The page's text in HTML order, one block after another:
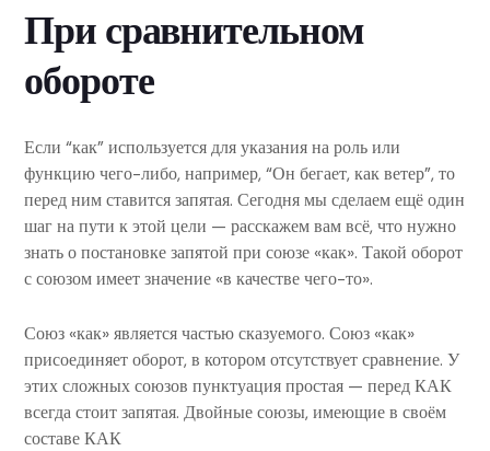
При сравнительном
обороте
Если “как” используется для указания на роль или
функцию чего-либо, например, “Он бегает, как ветер”, то
перед ним ставится запятая. Сегодня мы сделаем ещё один
шаг на пути к этой цели — расскажем вам всё, что нужно
знать о постановке запятой при союзе «как». Такой оборот
с союзом имеет значение «в качестве чего-то».
Союз «как» является частью сказуемого. Союз «как»
присоединяет оборот, в котором отсутствует сравнение. У
этих сложных союзов пунктуация простая — перед КАК
всегда стоит запятая. Двойные союзы, имеющие в своём
составе КАК